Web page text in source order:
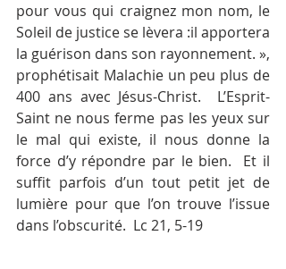
pour vous qui craignez mon nom, le
Soleil de justice se lèvera :il apportera
la guérison dans son rayonnement. »,
prophétisait Malachie un peu plus de
400 ans avec Jésus-Christ.  L’Esprit-
Saint ne nous ferme pas les yeux sur
le mal qui existe, il nous donne la
force d’y répondre par le bien.  Et il
suffit parfois d’un tout petit jet de
lumière pour que l’on trouve l’issue
dans l’obscurité.  Lc 21, 5-19